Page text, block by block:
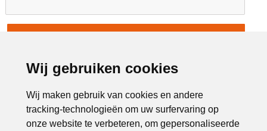
Wij gebruiken cookies
Wij maken gebruik van cookies en andere
tracking-technologieën om uw surfervaring op
onze website te verbeteren, om gepersonaliseerde
Advertentie: